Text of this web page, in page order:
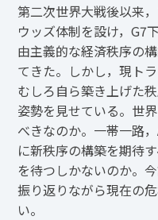
第二次世界大戦後以来
ウッズ体制を設け，G7
由主義的な経済秩序の
てきた。しかし，現ト
むしろ自ら築き上げた
姿勢を見せている。世
べきなのか。一帯一路
に新秩序の構築を期待
を待つしかないのか。
振り返りながら現在の
い。